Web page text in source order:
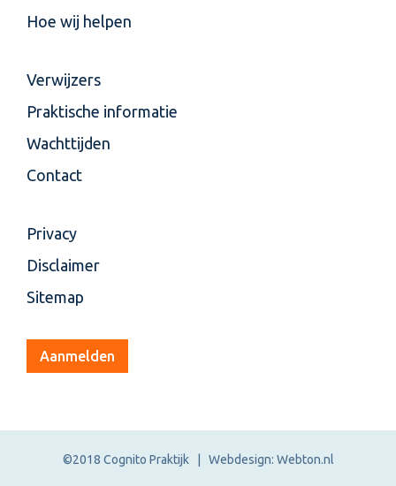
Hoe wij helpen
Verwijzers
Praktische informatie
Wachttijden
Contact
Privacy
Disclaimer
Sitemap
Aanmelden
©2018 Cognito Praktijk | Webdesign: Webton.nl